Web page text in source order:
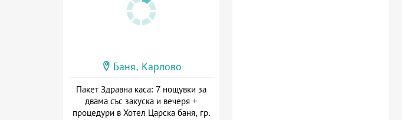
Баня, Карлово
Пакет Здравна каса: 7 нощувки за
двама със закуска и вечеря +
процедури в Хотел Царска баня, гр.